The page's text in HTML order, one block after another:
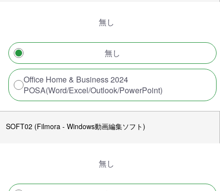
無し
無し
Office Home & Business 2024
POSA(Word/Excel/Outlook/PowerPoint)
SOFT02 (Filmora - Windows動画編集ソフト)
無し